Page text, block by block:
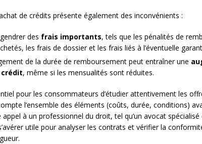
de crédits présente également des inconvénients :
des frais importants, tels que les pénalités de
les frais de dossier et les frais liés à l’éventuelle
de la durée de remboursement peut entraîner une
, même si les mensualités sont réduites.
pour les consommateurs d’étudier attentivement les
l’ensemble des éléments (coûts, durée, conditions)
à un professionnel du droit, tel qu’un avocat
utile pour analyser les contrats et vérifier la